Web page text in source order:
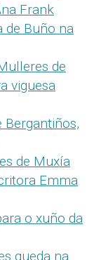
Frank
de Buño na
de
viguesa
Bergantiños,
de Muxía
Emma
o xuño da
queda na